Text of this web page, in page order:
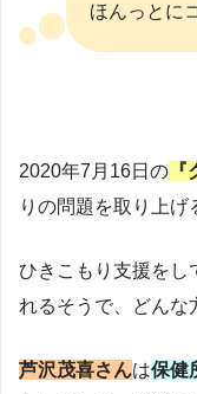
ほんっとに
2020年7月16日の
りの問題を取り上げ
ひきこもり支援をし
れるそうで、どんな
芦沢茂喜さんは保健